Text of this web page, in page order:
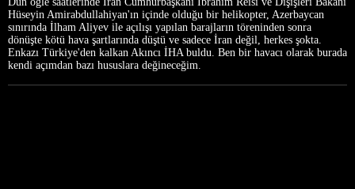
Hüseyin Amirabdullahiyan'ın içinde olduğu bir helikopter, Azerbaycan
sınırında İlham Aliyev ile açılışı yapılan barajların töreninden sonra
dönüşte kötü hava şartlarında düştü ve sadece İran değil, herkes şokta.
Enkazı Türkiye'den kalkan Akıncı İHA buldu. Ben bir havacı olarak burada
kendi açımdan bazı hususlara değineceğim.